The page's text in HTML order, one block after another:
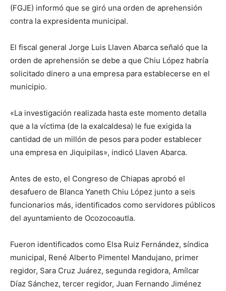
(FGJE) informó que se giró una orden de aprehensión
contra la expresidenta municipal.
El fiscal general Jorge Luis Llaven Abarca señaló que la
orden de aprehensión se debe a que Chiu López habría
solicitado dinero a una empresa para establecerse en el
municipio.
«La investigación realizada hasta este momento detalla
que a la víctima (de la exalcaldesa) le fue exigida la
cantidad de un millón de pesos para poder establecer
una empresa en Jiquipilas», indicó Llaven Abarca.
Antes de esto, el Congreso de Chiapas aprobó el
desafuero de Blanca Yaneth Chiu López junto a seis
funcionarios más, identificados como servidores públicos
del ayuntamiento de Ocozocoautla.
Fueron identificados como Elsa Ruiz Fernández, síndica
municipal, René Alberto Pimentel Mandujano, primer
regidor, Sara Cruz Juárez, segunda regidora, Amílcar
Díaz Sánchez, tercer regidor, Juan Fernando Jiménez